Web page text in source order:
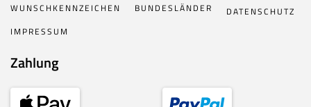
WUNSCHKENNZEICHEN BUNDESLÄNDER
DATENSCHUTZ
IMPRESSUM
Zahlung